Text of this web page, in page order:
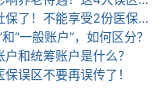
能享受2份医保报销和养老金！
“一般账户”，如何区分？
和统筹账户是什么？
误区不要再误传了！